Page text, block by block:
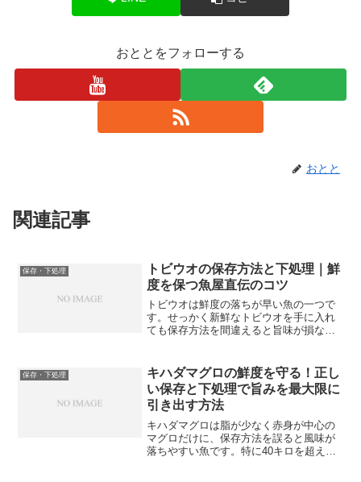
おととをフォローする
おとと
関連記事
保存・下処理
トビウオの保存方法と下処理｜鮮
度を保つ魚屋直伝のコツ
トビウオは鮮度の落ちが早い魚の一つで
す。せっかく新鮮なトビウオを手に入れ
ても保存方法を間違えると旨味が損なわ
するためのコツをお伝えします。毎朝4時
前に市場へ仕入れに行...
保存・下処理
キハダマグロの鮮度を守る！正し
い保存と下処理で旨みを最大限に
引き出す方法
キハダマグロは脂が少なく赤身が中心の
マグロだけに、保存方法を誤ると風味が
落ちやすい魚です。特に40キロを超える